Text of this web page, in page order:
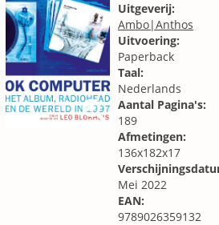
Uitgeverij:
Ambo|Anthos
Uitvoering:
Paperback
Taal:
Nederlands
Aantal Pagina's:
189
Afmetingen:
136x182x17
Mei 2022
EAN:
9789026359132